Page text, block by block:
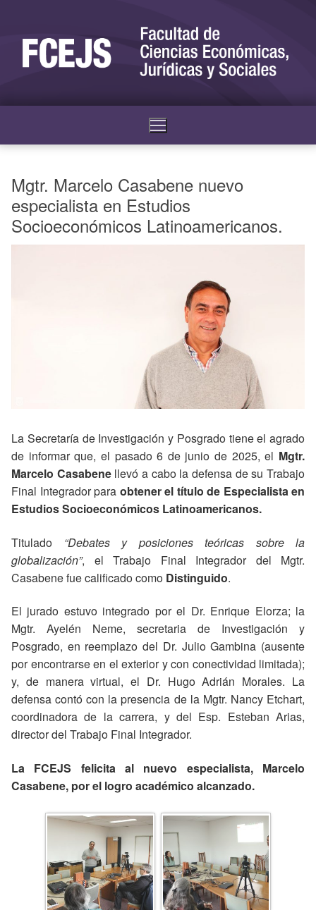
Mgtr. Marcelo Casabene nuevo
especialista en Estudios
Socioeconómicos Latinoamericanos.
La Secretaría de Investigación y Posgrado tiene el agrado
de informar que, el pasado 6 de junio de 2025, el Mgtr.
Marcelo Casabenellevó a cabo la defensa de su Trabajo
Final Integrador para obtener el título de Especialista en
Estudios Socioeconómicos Latinoamericanos.
Titulado “Debates y posiciones teóricas sobre la
globalización”, el Trabajo Final Integrador del Mgtr.
Casabene fue calificado como Distinguido.
El jurado estuvo integrado por el Dr. Enrique Elorza; la
Mgtr. Ayelén Neme, secretaria de Investigación y
Posgrado, en reemplazo del Dr. Julio Gambina (ausente
por encontrarse en el exterior y con conectividad limitada);
y, de manera virtual, el Dr. Hugo Adrián Morales. La
defensa contó con la presencia de la Mgtr. Nancy Etchart,
coordinadora de la carrera, y del Esp. Esteban Arias,
director del Trabajo Final Integrador.
La FCEJS felicita al nuevo especialista, Marcelo
Casabene, por el logro académico alcanzado.